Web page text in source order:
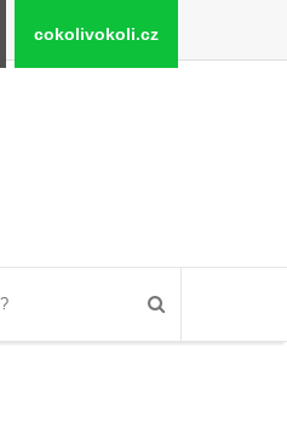
cokolivokoli.cz